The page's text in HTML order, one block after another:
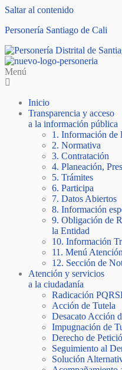
Saltar al contenido
Personería Santiago de Cali
Menú
Inicio
Transparencia y acceso
a la información pública
1. Información de
2. Normativa
3. Contratación
4. Planeación,
5. Trámites
6. Participa
7. Datos Abiertos
8. Información
9. Obligación de
la Entidad
10. Información
11. Menú
12. Sección de
Atención y servicios
a la ciudadanía
Radicación
Acción de Tutela
Desacato Acción
Impugnación de
Derecho de
Seguimiento al
Solución